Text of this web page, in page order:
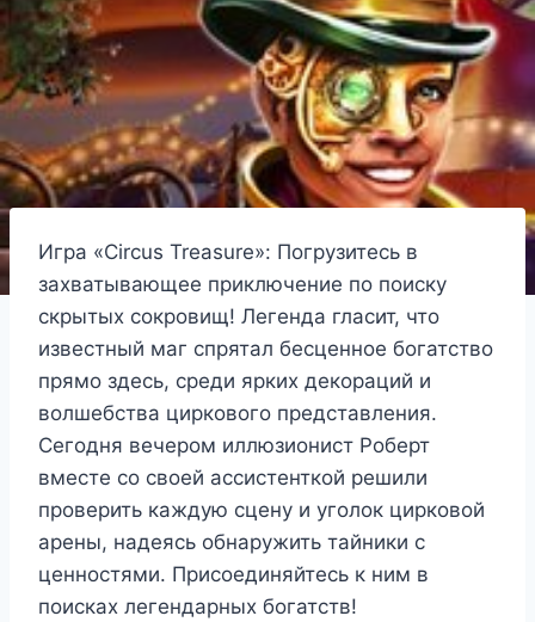
Игра «Circus Treasure»: Погрузитесь в
захватывающее приключение по поиску
скрытых сокровищ! Легенда гласит, что
известный маг спрятал бесценное богатство
прямо здесь, среди ярких декораций и
волшебства циркового представления.
Сегодня вечером иллюзионист Роберт
вместе со своей ассистенткой решили
проверить каждую сцену и уголок цирковой
арены, надеясь обнаружить тайники с
ценностями. Присоединяйтесь к ним в
поисках легендарных богатств!